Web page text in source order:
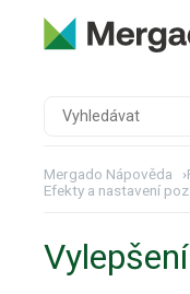
Mergado Nápověda ›
Efekty a nastavení